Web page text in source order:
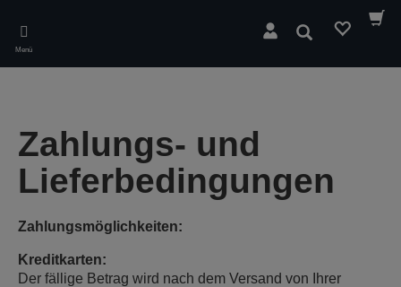
main
content
Menü
Suchen
Zahlungs- und
Lieferbedingungen
Zahlungsmöglichkeiten:
Kreditkarten:
Der fällige Betrag wird nach dem Versand von Ihrer